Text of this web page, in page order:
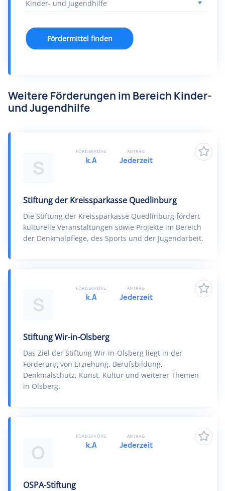
Fördermittel finden
Weitere Förderungen im Bereich Kinder-
und Jugendhilfe
S
Stiftung der Kreissparkasse Quedlinburg
Die Stiftung der Kreissparkasse Quedlinburg fördert
kulturelle Veranstaltungen sowie Projekte im Bereich
der Denkmalpflege, des Sports und der Jugendarbeit.
FÖRDERHÖHE
k.A
ANTRAG
Jederzeit
S
Stiftung Wir-in-Olsberg
Das Ziel der Stiftung Wir-in-Olsberg liegt in der
Förderung von Erziehung, Berufsbildung,
Denkmalschutz, Kunst, Kultur und weiterer Themen
in Olsberg.
FÖRDERHÖHE
k.A
ANTRAG
Jederzeit
O
OSPA-Stiftung
FÖRDERHÖHE
k.A
ANTRAG
Jederzeit